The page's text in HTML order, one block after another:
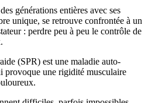
générations entières avec ses
unique, se retrouve confrontée à un
: perdre peu à peu le contrôle de
(SPR) est une maladie auto-
provoque une rigidité musculaire